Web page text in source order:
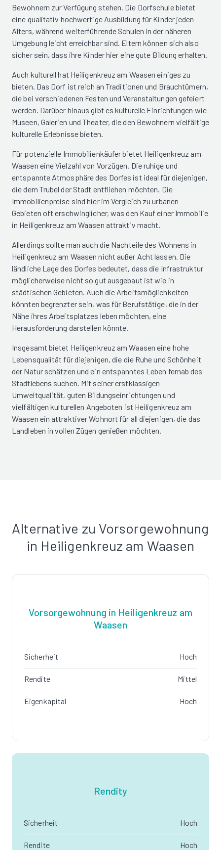
Bewohnern zur Verfügung stehen. Die Dorfschule bietet
eine qualitativ hochwertige Ausbildung für Kinder jeden
Alters, während weiterführende Schulen in der näheren
Umgebung leicht erreichbar sind. Eltern können sich also
sicher sein, dass ihre Kinder hier eine gute Bildung erhalten.
Auch kulturell hat Heiligenkreuz am Waasen einiges zu
bieten. Das Dorf ist reich an Traditionen und Brauchtümern,
die bei verschiedenen Festen und Veranstaltungen gefeiert
werden. Darüber hinaus gibt es kulturelle Einrichtungen wie
Museen, Galerien und Theater, die den Bewohnern vielfältige
kulturelle Erlebnisse bieten.
Für potenzielle Immobilienkäufer bietet Heiligenkreuz am
Waasen eine Vielzahl von Vorzügen. Die ruhige und
entspannte Atmosphäre des Dorfes ist ideal für diejenigen,
die dem Trubel der Stadt entfliehen möchten. Die
Immobilienpreise sind hier im Vergleich zu urbanen
Gebieten oft erschwinglicher, was den Kauf einer Immobilie
in Heiligenkreuz am Waasen attraktiv macht.
Allerdings sollte man auch die Nachteile des Wohnens in
Heiligenkreuz am Waasen nicht außer Acht lassen. Die
ländliche Lage des Dorfes bedeutet, dass die Infrastruktur
möglicherweise nicht so gut ausgebaut ist wie in
städtischen Gebieten. Auch die Arbeitsmöglichkeiten
könnten begrenzter sein, was für Berufstätige, die in der
Nähe ihres Arbeitsplatzes leben möchten, eine
Herausforderung darstellen könnte.
Insgesamt bietet Heiligenkreuz am Waasen eine hohe
Lebensqualität für diejenigen, die die Ruhe und Schönheit
der Natur schätzen und ein entspanntes Leben fernab des
Stadtlebens suchen. Mit seiner erstklassigen
Umweltqualität, guten Bildungseinrichtungen und
vielfältigen kulturellen Angeboten ist Heiligenkreuz am
Waasen ein attraktiver Wohnort für all diejenigen, die das
Landleben in vollen Zügen genießen möchten.
Alternative zu Vorsorgewohnung
in Heiligenkreuz am Waasen
Vorsorgewohnung in Heiligenkreuz am
Waasen
Sicherheit Hoch
Rendite Mittel
Eigenkapital Hoch
Rendity
Sicherheit Hoch
Rendite Hoch